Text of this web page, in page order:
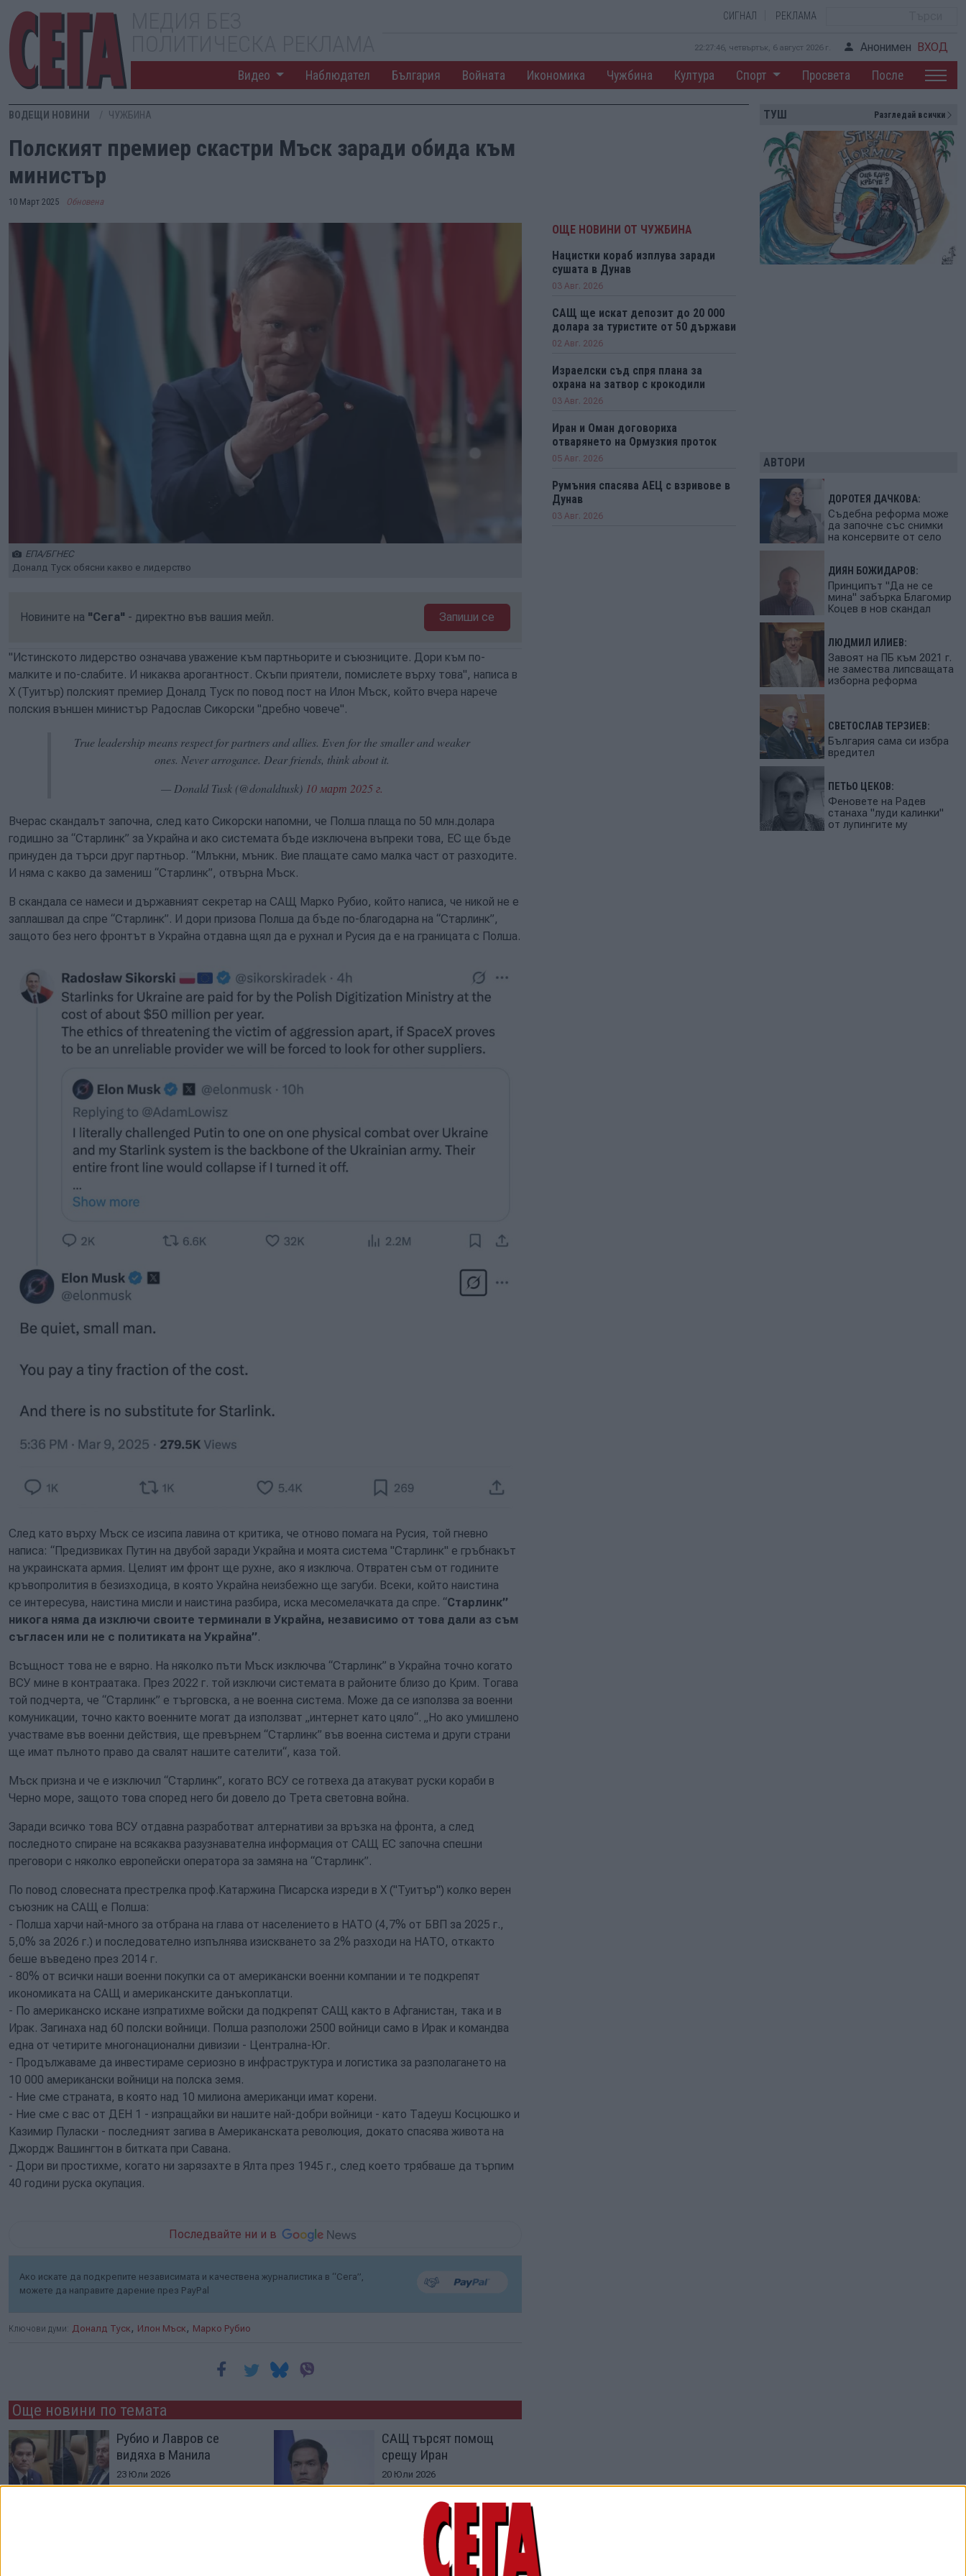
СИГНАЛ РЕКЛАМА
22:27:47, четвъртък, 6 август 2026 г. Анонимен ВХОД
Видео Наблюдател България Войната Икономика Чужбина Култура Спорт Просвета После
ВОДЕЩИ НОВИНИ ЧУЖБИНА
Полският премиер скастри Мъск заради обида към
министър
10 Март 2025 Обновена
ЕПА/БГНЕС
Доналд Туск обясни какво е лидерство
Новините на "Сега" - директно във вашия мейл. Запиши се
"Истинското лидерство означава уважение към партньорите и съюзниците. Дори към по-
малките и по-слабите. И никаква арогантност. Скъпи приятели, помислете върху това", написа в
X (Туитър) полският премиер Доналд Туск по повод пост на Илон Мъск, който вчера нарече
полския външен министър Радослав Сикорски "дребно човече".
True leadership means respect for partners and allies. Even for the smaller and weaker
ones. Never arrogance. Dear friends, think about it.
— Donald Tusk (@donaldtusk) 10 март 2025 г.
Вчерас скандалът започна, след като Сикорски напомни, че Полша плаща по 50 млн.долара
годишно за “Старлинк” за Украйна и ако системата бъде изключена въпреки това, ЕС ще бъде
принуден да търси друг партньор. “Млъкни, мъник. Вие плащате само малка част от разходите.
И няма с какво да замениш “Старлинк”, отвърна Мъск.
В скандала се намеси и държавният секретар на САЩ Марко Рубио, който написа, че никой не е
заплашвал да спре “Старлинк”. И дори призова Полша да бъде по-благодарна на “Старлинк”,
защото без него фронтът в Украйна отдавна щял да е рухнал и Русия да е на границата с Полша.
След като върху Мъск се изсипа лавина от критика, че отново помага на Русия, той гневно
написа: “Предизвиках Путин на двубой заради Украйна и моята система "Старлинк" е гръбнакът
на украинската армия. Целият им фронт ще рухне, ако я изключа. Отвратен съм от годините
кръвопролития в безизходица, в която Украйна неизбежно ще загуби. Всеки, който наистина
се интересува, наистина мисли и наистина разбира, иска месомелачката да спре. “Старлинк”
никога няма да изключи своите терминали в Украйна, независимо от това дали аз съм
съгласен или не с политиката на Украйна”.
Всъщност това не е вярно. На няколко пъти Мъск изключва “Старлинк” в Украйна точно когато
ВСУ мине в контраатака. През 2022 г. той изключи системата в районите близо до Крим. Тогава
той подчерта, че “Старлинк” е търговска, а не военна система. Може да се използва за военни
комуникации, точно както военните могат да използват „интернет като цяло“. „Но ако умишлено
участваме във военни действия, ще превърнем “Старлинк” във военна система и други страни
ще имат пълното право да свалят нашите сателити“, каза той.
Мъск призна и че е изключил “Старлинк”, когато ВСУ се готвеха да атакуват руски кораби в
Черно море, защото това според него би довело до Трета световна война.
Заради всичко това ВСУ отдавна разработват алтернативи за връзка на фронта, а след
последното спиране на всякаква разузнавателна информация от САЩ ЕС започна спешни
преговори с няколко европейски оператора за замяна на “Старлинк”.
По повод словесната престрелка проф.Катаржина Писарска изреди в X ("Туитър") колко верен
съюзник на САЩ е Полша:
- Полша харчи най-много за отбрана на глава от населението в НАТО (4,7% от БВП за 2025 г.,
5,0% за 2026 г.) и последователно изпълнява изискването за 2% разходи на НАТО, откакто
беше въведено през 2014 г.
- 80% от всички наши военни покупки са от американски военни компании и те подкрепят
икономиката на САЩ и американските данъкоплатци.
- По американско искане изпратихме войски да подкрепят САЩ както в Афганистан, така и в
Ирак. Загинаха над 60 полски войници. Полша разположи 2500 войници само в Ирак и командва
една от четирите многонационални дивизии - Централна-Юг.
- Продължаваме да инвестираме сериозно в инфраструктура и логистика за разполагането на
10 000 американски войници на полска земя.
- Ние сме страната, в която над 10 милиона американци имат корени.
- Ние сме с вас от ДЕН 1 - изпращайки ви нашите най-добри войници - като Тадеуш Косцюшко и
Казимир Пуласки - последният загива в Американската революция, докато спасява живота на
Джордж Вашингтон в битката при Савана.
- Дори ви простихме, когато ни зарязахте в Ялта през 1945 г., след което трябваше да търпим
40 години руска окупация.
Последвайте ни и в
Ако искате да подкрепите независимата и качествена журналистика в “Сега”,
можете да направите дарение през PayPal
Ключови думи: Доналд Туск , Илон Мъск , Марко Рубио
Още новини по темата
Рубио и Лавров се
видяха в Манила
23 Юли 2026
САЩ търсят помощ
срещу Иран
20 Юли 2026
Сергей Лавров
уведомил Марко
ОЩЕ НОВИНИ ОТ ЧУЖБИНА
Нацистки кораб изплува заради
сушата в Дунав
03 Авг. 2026
САЩ ще искат депозит до 20 000
долара за туристите от 50 държави
02 Авг. 2026
Израелски съд спря плана за
охрана на затвор с крокодили
03 Авг. 2026
Иран и Оман договориха
отварянето на Ормузкия проток
05 Авг. 2026
Румъния спасява АЕЦ с взривове в
Дунав
03 Авг. 2026
ТУШ Разгледай всички
АВТОРИ
ДОРОТЕЯ ДАЧКОВА:
Съдебна реформа може
да започне със снимки
на консервите от село
ДИЯН БОЖИДАРОВ:
Принципът "Да не се
мина" забърка Благомир
Коцев в нов скандал
ЛЮДМИЛ ИЛИЕВ:
Завоят на ПБ към 2021 г.
не замества липсващата
изборна реформа
СВЕТОСЛАВ ТЕРЗИЕВ:
България сама си избра
вредител
ПЕТЬО ЦЕКОВ:
Феновете на Радев
станаха "луди калинки"
от лупингите му